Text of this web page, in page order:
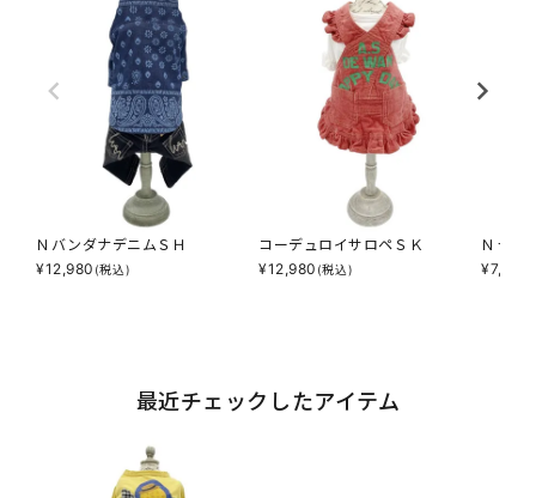
ＮバンダナデニムＳＨ
¥12,980 (税込)
コーデュロイサロペＳＫ
¥12,980 (税込)
Ｎ☆Ｃ
¥7,590
最近チェックしたアイテム